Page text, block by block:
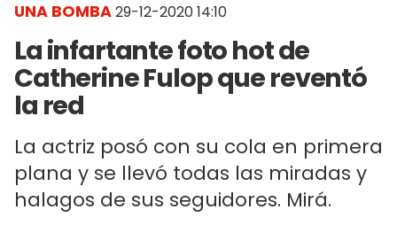
UNA BOMBA29-12-2020 14:10
La infartante foto hot de
Catherine Fulop que reventó
la red
La actriz posó con su cola en primera
plana y se llevó todas las miradas y
halagos de sus seguidores. Mirá.